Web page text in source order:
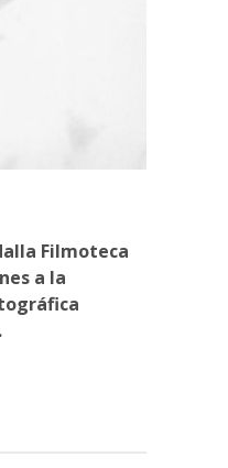
Filmoteca
a la